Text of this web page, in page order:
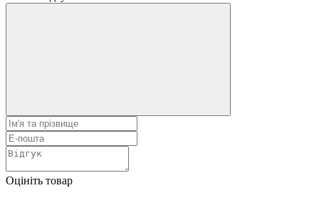
Оцініть товар